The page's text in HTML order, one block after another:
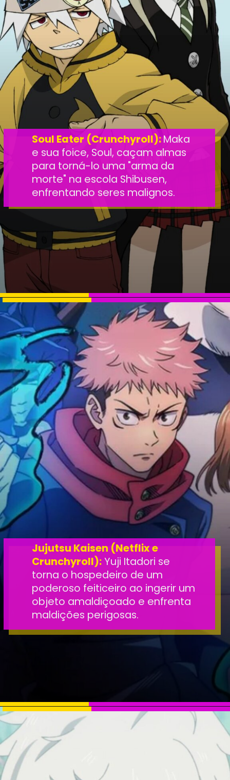
Soul Eater (Crunchyroll):Maka
e sua foice, Soul, caçam almas
para torná-lo uma "arma da
morte" na escola Shibusen,
enfrentando seres malignos.
Jujutsu Kaisen (Netflix e
Crunchyroll):Yuji Itadori se
torna o hospedeiro de um
poderoso feiticeiro ao ingerir um
objeto amaldiçoado e enfrenta
maldições perigosas.